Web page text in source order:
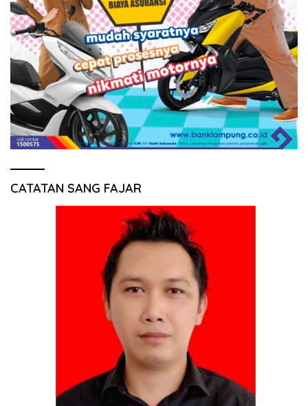
CATATAN SANG FAJAR